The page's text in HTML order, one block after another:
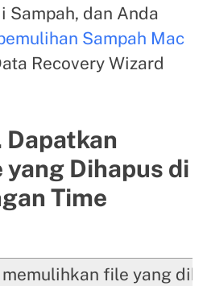
Sampah, dan Anda
Sampah Mac
Recovery Wizard
Dapatkan
Dihapus di
Time
memulihkan file yang